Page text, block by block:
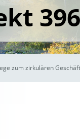
zum zirkulären